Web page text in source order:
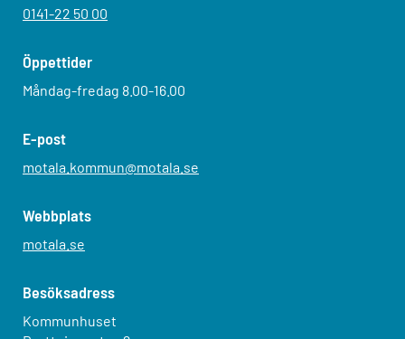
0141-22 50 00
E-post
motala.kommun@motala.se
Besöksadress
Kommunhuset
Öppettider
Måndag-fredag 8.00-16.00
Webbplats
motala.se